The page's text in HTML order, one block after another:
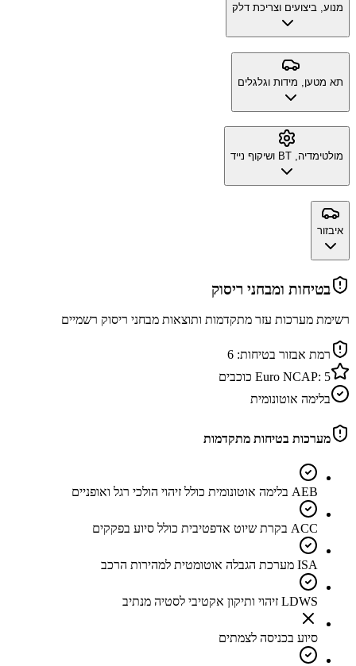
מנוע, ביצועים וצריכת דלק
תא מטען, מידות וגלגלים
מולטימדיה, BT ושיקוף נייד
איבזור
בטיחות ומבחני ריסוק
רשימת מערכות עזר מתקדמות ותוצאות מבחני ריסוק רשמיים
רמת אבזור בטיחות: 6
Euro NCAP: 5
כוכבים
בלימה אוטונומית
מערכות בטיחות מתקדמות
AEB בלימה אוטונומית כולל זיהוי הולכי רגל ואופניים
ACC בקרת שיוט אדפטיבית כולל סיוע בפקקים
ISA מערכת הגבלה אוטומטית למהירות הרכב
LDWS זיהוי ותיקון אקטיבי לסטיה מנתיב
סיוע בכניסה לצמתים